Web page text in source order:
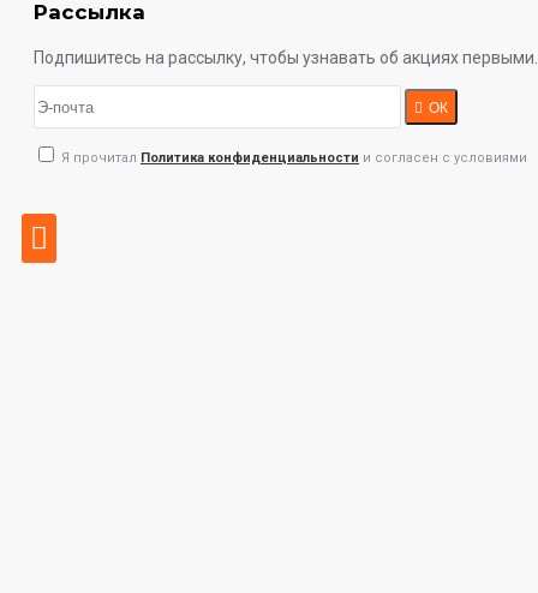
Рассылка
Подпишитесь на рассылку, чтобы узнавать об акциях первыми.
ОК
Я прочитал Политика конфиденциальности и согласен с условиями